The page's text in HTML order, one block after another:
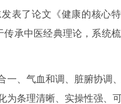
表了论文《健康的核心
传承中医经典理论，系
一、气血和调、脏腑协调
为条理清晰、实操性强、